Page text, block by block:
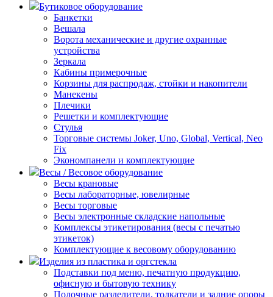
Бутиковое оборудование
Банкетки
Вешала
Ворота механические и другие охранные
устройства
Зеркала
Кабины примерочные
Корзины для распродаж, стойки и накопители
Манекены
Плечики
Решетки и комплектующие
Стулья
Торговые системы Joker, Uno, Global, Vertical, Neo
Fix
Экономпанели и комплектующие
Весы / Весовое оборудование
Весы крановые
Весы лабораторные, ювелирные
Весы торговые
Весы электронные складские напольные
Комплексы этикетирования (весы с печатью
этикеток)
Комплектующие к весовому оборудованию
Изделия из пластика и оргстекла
Подставки под меню, печатную продукцию,
офисную и бытовую технику
Полочные разделители, толкатели и задние опоры